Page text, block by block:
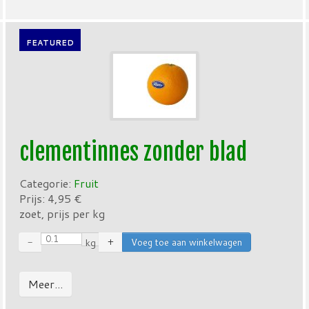
FEATURED
clementinnes zonder blad
Categorie: Fruit
Prijs: 4,95 €
zoet, prijs per kg
− kg +
Meer...